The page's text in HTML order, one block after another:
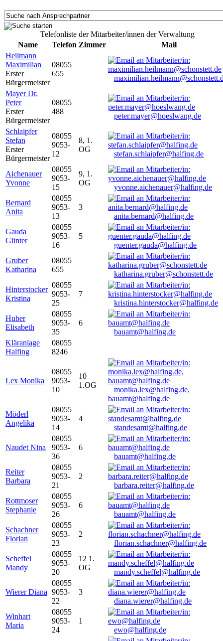
Telefonliste der Mitarbeiter/innen der Verwaltung
Name
Telefon Zimmer
Mail
Heilmann
Maximilian
Erster
Bürgermeister
08055
655
Mayer Dr.
Peter
Erster
Bürgermeister
08055
488
peter.mayer@hoeslwang.de
Schlaipfer
Stefan
Erster
Bürgermeister
08055
9053-
12
8, 1.
OG
stefan.schlaipfer@halfing.de
Aichenauer
Yvonne
08055
9053-
15
9, 1.
OG
yvonne.aichenauer@halfing.de
Bernard
Anita
08055
9053-
13
3
anita.bernard@halfing.de
Gauda
Günter
08055
9053-
16
5
guenter.gauda@halfing.de
Gruber
Katharina
08055
655
katharina.gruber@schonstett.de
Hinterstocker
Kristina
08055
9053-
25
7
kristina.hinterstocker@halfing.de
Huber
Elisabeth
08055
9053-
35
6
bauamt@halfing.de
Kläranlage
Halfing
08055
8246
Lex Monika
08055
9053-
10
10
1.OG
monika.lex@halfing.de,
bauamt@halfing.de
Möderl
Angelika
08055
9053-
14
4
standesamt@halfing.de
Naudet Nina
08055
9053-
36
6
bauamt@halfing.de
Reiter
Barbara
08055
9053-
21
2
barbara.reiter@halfing.de
Rottmoser
Stephanie
08055
9053-
26
6
bauamt@halfing.de
Schachner
Florian
08055
9053-
23
2
florian.schachner@halfing.de
Scheffel
Mandy
08055
9053-
20
12 1.
OG
mandy.scheffel@halfing.de
Wierer Diana
08055
9053-
22
3
diana.wierer@halfing.de
Winhart
Maria
08055
9053-
24
1
ewo@halfing.de